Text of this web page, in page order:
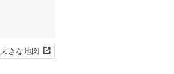
大きな地図